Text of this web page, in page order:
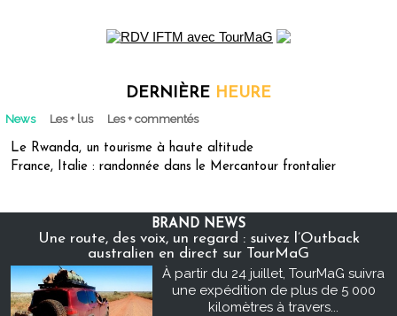
DERNIÈRE HEURE
News Les + lus Les + commentés
Le Rwanda, un tourisme à haute altitude
France, Italie : randonnée dans le Mercantour frontalier
BRAND NEWS
Une route, des voix, un regard : suivez l’Outback
australien en direct sur TourMaG
À partir du 24 juillet, TourMaG suivra
une expédition de plus de 5 000
kilomètres à travers...